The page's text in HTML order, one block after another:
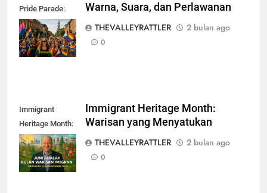
Pride Parade:
Warna, Suara,
dan Perlawanan
Warna, Suara, dan Perlawanan
THEVALLEYRATTLER
2 bulan ago
0
Immigrant
Heritage Month:
Warisan yang
Menyatukan
Immigrant Heritage Month:
Warisan yang Menyatukan
THEVALLEYRATTLER
2 bulan ago
0